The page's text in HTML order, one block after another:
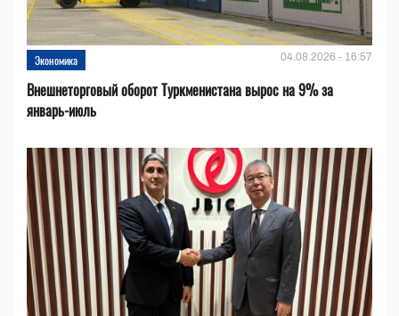
Экономика 04.08.2026 - 16:57
Внешнеторговый оборот Туркменистана вырос на 9% за
январь-июль